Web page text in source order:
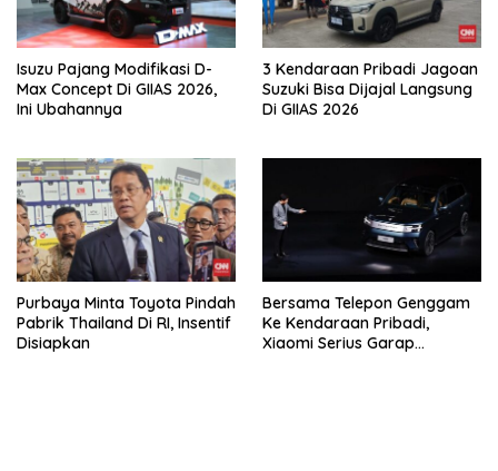
Isuzu Pajang Modifikasi D-
Max Concept Di GIIAS 2026,
Ini Ubahannya
3 Kendaraan Pribadi Jagoan
Suzuki Bisa Dijajal Langsung
Di GIIAS 2026
Purbaya Minta Toyota Pindah
Pabrik Thailand Di RI, Insentif
Disiapkan
Bersama Telepon Genggam
Ke Kendaraan Pribadi,
Xiaomi Serius Garap